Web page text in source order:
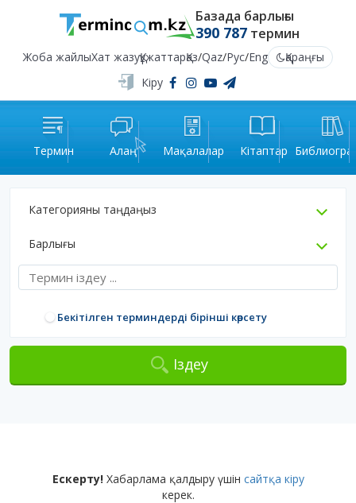
Базада барлығы
390 787термин
Жоба жайлыХат жазуҚұжаттарҚаз/Qaz/Рус/Eng
Қараңғы
Кіру
Термин Алаң Мақалалар Кітаптар
Категорияны таңдаңыз
Барлығы
Бекітілген терминдерді бірінші көрсету
Іздеу
Ескерту!Хабарлама қалдыру үшін сайтқа кіру
керек.